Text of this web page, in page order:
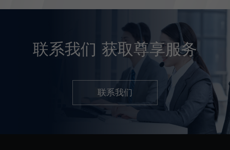
联系我们 获取尊享服务
联系我们